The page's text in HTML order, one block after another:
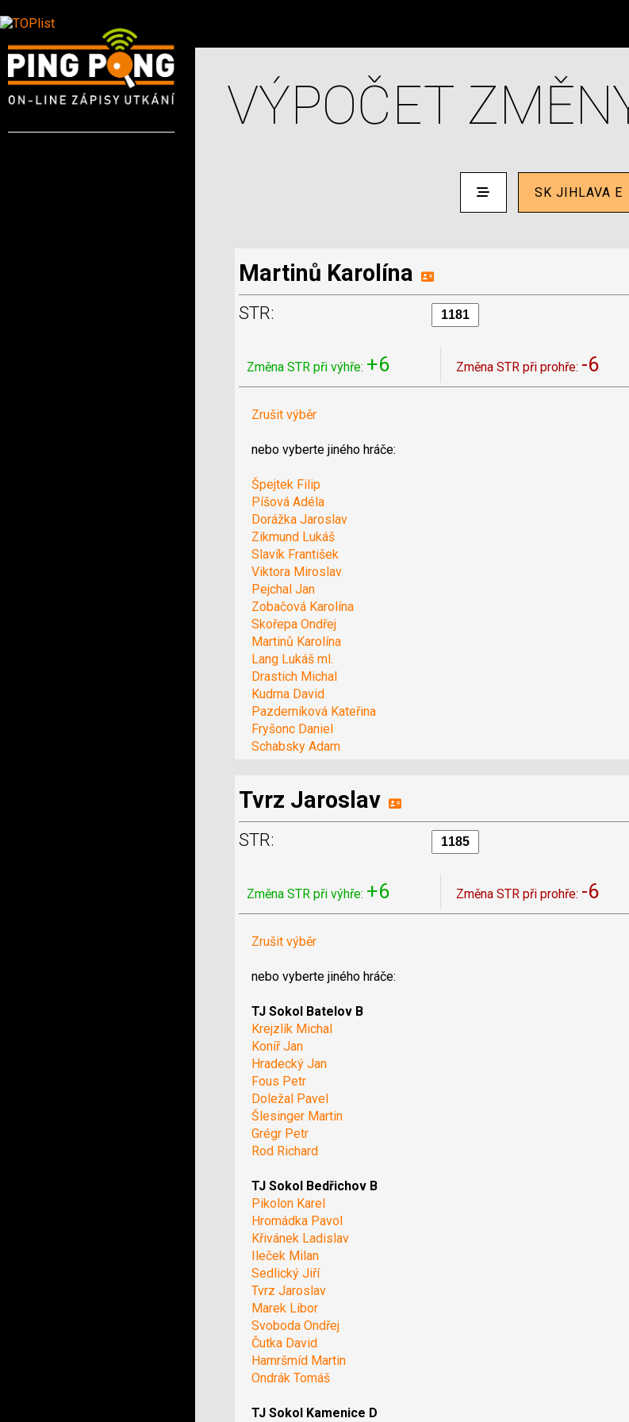
VÝPOČET
SK JIHLAVA E
Martinů Karolína
STR:
Změna STR při výhře: +6 Změna STR při prohře: -6
Zrušit výběr
nebo vyberte jiného hráče:
Špejtek Filip
Píšová Adéla
Dorážka Jaroslav
Zikmund Lukáš
Slavík František
Viktora Miroslav
Pejchal Jan
Zobačová Karolína
Skořepa Ondřej
Martinů Karolína
Lang Lukáš ml.
Drastich Michal
Kudrna David
Pazderníková Kateřina
Fryšonc Daniel
Schabsky Adam
Tvrz Jaroslav
STR:
Změna STR při výhře: +6 Změna STR při prohře: -6
Zrušit výběr
nebo vyberte jiného hráče:
TJ Sokol Batelov B
Krejzlík Michal
Koníř Jan
Hradecký Jan
Fous Petr
Doležal Pavel
Šlesinger Martin
Grégr Petr
Rod Richard
TJ Sokol Bedřichov B
Pikolon Karel
Hromádka Pavol
Křivánek Ladislav
Ileček Milan
Sedlický Jiří
Tvrz Jaroslav
Marek Libor
Svoboda Ondřej
Čutka David
Hamršmíd Martin
Ondrák Tomáš
TJ Sokol Kamenice D